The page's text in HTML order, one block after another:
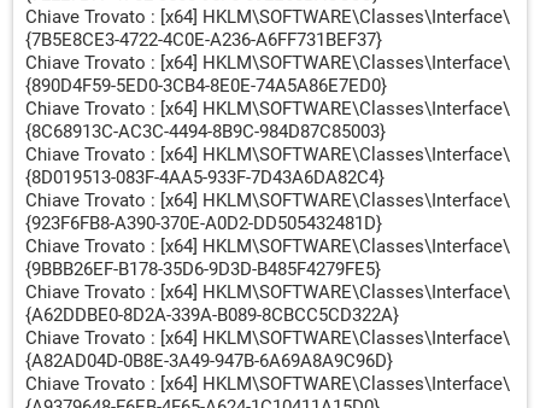
Chiave Trovato : [x64] HKLM\SOFTWARE\Classes\Interface\
{7B5E8CE3-4722-4C0E-A236-A6FF731BEF37}
Chiave Trovato : [x64] HKLM\SOFTWARE\Classes\Interface\
{890D4F59-5ED0-3CB4-8E0E-74A5A86E7ED0}
Chiave Trovato : [x64] HKLM\SOFTWARE\Classes\Interface\
{8C68913C-AC3C-4494-8B9C-984D87C85003}
Chiave Trovato : [x64] HKLM\SOFTWARE\Classes\Interface\
{8D019513-083F-4AA5-933F-7D43A6DA82C4}
Chiave Trovato : [x64] HKLM\SOFTWARE\Classes\Interface\
{923F6FB8-A390-370E-A0D2-DD505432481D}
Chiave Trovato : [x64] HKLM\SOFTWARE\Classes\Interface\
{9BBB26EF-B178-35D6-9D3D-B485F4279FE5}
Chiave Trovato : [x64] HKLM\SOFTWARE\Classes\Interface\
{A62DDBE0-8D2A-339A-B089-8CBCC5CD322A}
Chiave Trovato : [x64] HKLM\SOFTWARE\Classes\Interface\
{A82AD04D-0B8E-3A49-947B-6A69A8A9C96D}
Chiave Trovato : [x64] HKLM\SOFTWARE\Classes\Interface\